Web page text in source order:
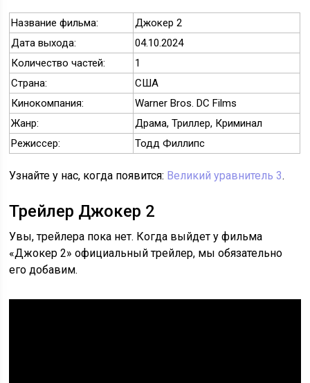
Название фильма:
Джокер 2
Дата выхода:
04.10.2024
Количество частей:
1
Страна:
США
Кинокомпания:
Warner Bros. DC Films
Жанр:
Драма, Триллер, Криминал
Режиссер:
Тодд Филлипс
Узнайте у нас, когда появится: Великий уравнитель 3.
Трейлер Джокер 2
Увы, трейлера пока нет. Когда выйдет у фильма
«Джокер 2» официальный трейлер, мы обязательно
его добавим.